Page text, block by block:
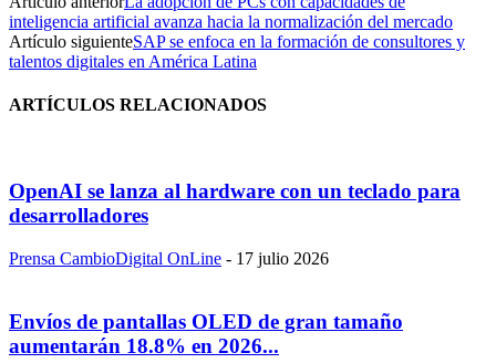
inteligencia artificial avanza hacia la normalización del mercado
Artículo siguienteSAP se enfoca en la formación de consultores y
talentos digitales en América Latina
ARTÍCULOS RELACIONADOS
OpenAI se lanza al hardware con un teclado para
desarrolladores
Prensa CambioDigital OnLine - 17 julio 2026
Envíos de pantallas OLED de gran tamaño
aumentarán 18.8% en 2026...